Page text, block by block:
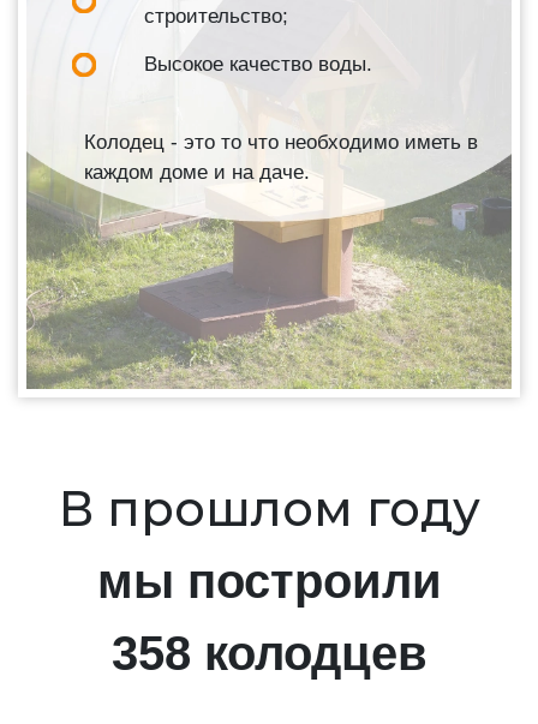
строительство;
Высокое качество воды.
Колодец - это то что необходимо иметь в
каждом доме и на даче.
В прошлом году
мы построили
358 колодцев